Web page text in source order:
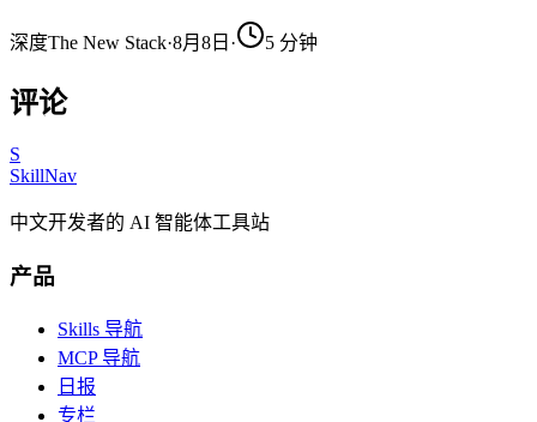
深度The New Stack·8月8日 · 5 分钟
评论
S
SkillNav
中文开发者的 AI 智能体工具站
产品
Skills 导航
MCP 导航
日报
专栏